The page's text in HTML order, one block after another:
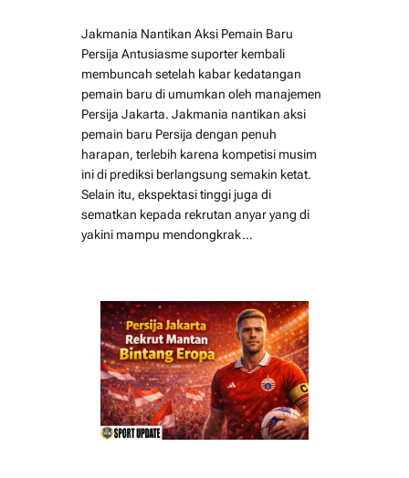
Jakmania Nantikan Aksi Pemain Baru
Persija Antusiasme suporter kembali
membuncah setelah kabar kedatangan
pemain baru di umumkan oleh manajemen
Persija Jakarta. Jakmania nantikan aksi
pemain baru Persija dengan penuh
harapan, terlebih karena kompetisi musim
ini di prediksi berlangsung semakin ketat.
Selain itu, ekspektasi tinggi juga di
sematkan kepada rekrutan anyar yang di
yakini mampu mendongkrak…